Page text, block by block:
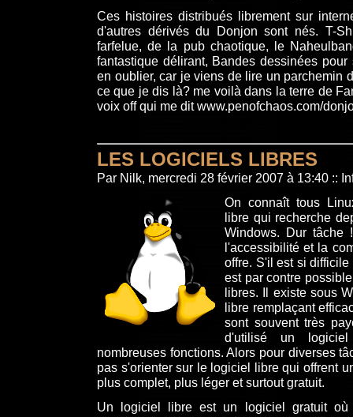
Ces histoires distribués librement sur
d'autres dérivés du Donjon sont nés. T-
farfelue, de la pub chaotique, le
fantastique délirant, Bandes dessinées
en oublier, car je viens de lire un parchemin
ce que je dis là? me voilà dans la terre de
voix off qui me ditwww.penofchaos.com/
LES LOGICIELS LIBRES
Par Nilk, mercredi 28 février 2007 à 13:40 ::
On connaît tous
libre qui recherche
Windows. Dur tâche
l'accessibilité et la
offre. S'il est si
est par contre
libres. Il existe sous
libre remplaçant
sont souvent très
d'utilisé un
nombreuses fonctions. Alors pour diverses
pas s'orienter sur le logiciel libre qui offrent
plus complet, plus léger et surtout gratuit.
Un logiciel libre est un logiciel gratuit